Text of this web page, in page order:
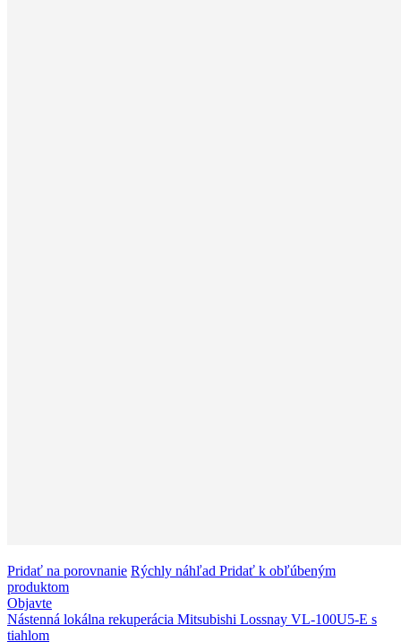
Pridať na porovnanie Rýchly náhľad Pridať k obľúbeným
produktom
Objavte
Nástenná lokálna rekuperácia Mitsubishi Lossnay VL-100U5-E s
tiahlom